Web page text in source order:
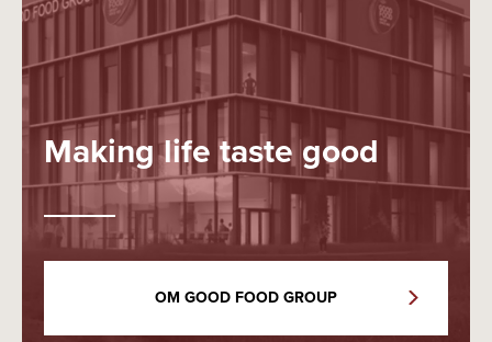
Making life taste good
OM GOOD FOOD GROUP